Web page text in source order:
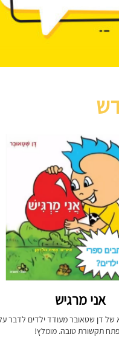
אני מרגיש
דן שטאובר מעודד ילדים לדבר
תקשורת טובה. מומלץ!